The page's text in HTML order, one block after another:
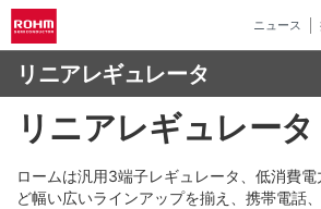
ニュース
リニアレギュレータ
リニアレギュレータ
ロームは汎用3端子レギュレータ、低消費
ど幅い広いラインアップを揃え、携帯電話